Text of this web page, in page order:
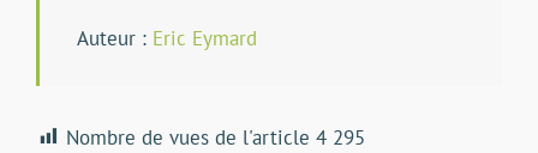
Auteur : Eric Eymard
Nombre de vues de l'article 4 295